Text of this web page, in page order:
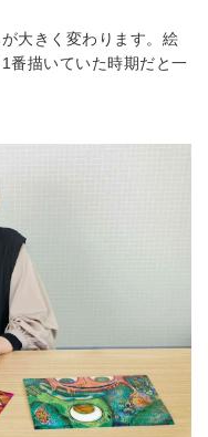
大きく変わります。絵
番描いていた時期だと一